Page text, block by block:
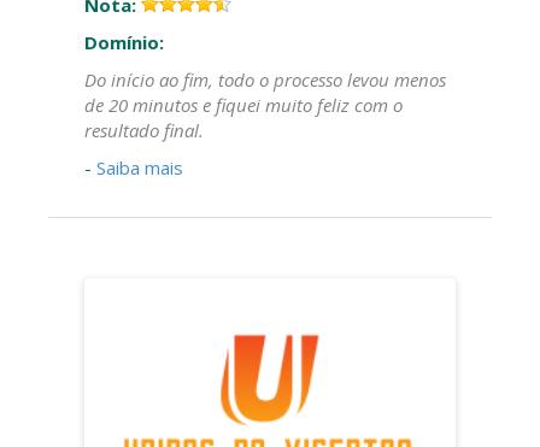
Domínio:
Do início ao fim, todo o processo levou menos
de 20 minutos e fiquei muito feliz com o
resultado final.
- Saiba mais